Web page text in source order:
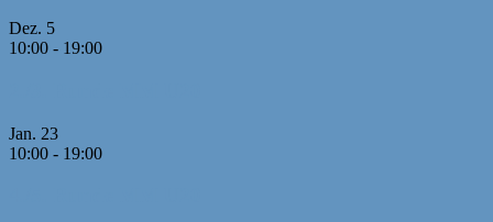
Dez. 5
10:00 - 19:00
Jan. 23
10:00 - 19:00